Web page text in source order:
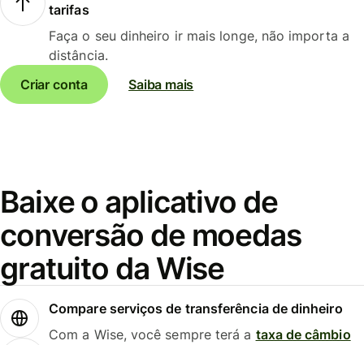
tarifas
Faça o seu dinheiro ir mais longe, não importa a
distância.
Criar conta
Saiba mais
Baixe o aplicativo de
conversão de moedas
gratuito da Wise
Compare serviços de transferência de dinheiro
Com a Wise, você sempre terá a taxa de câmbio